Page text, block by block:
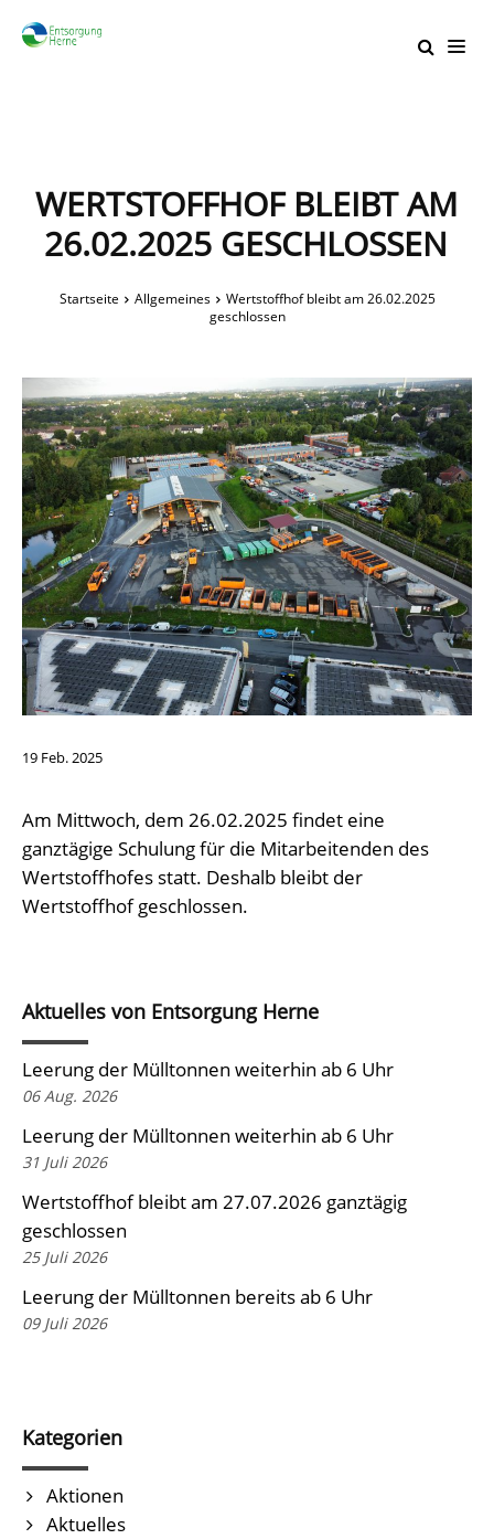
WERTSTOFFHOF BLEIBT AM
26.02.2025 GESCHLOSSEN
Startseite Allgemeines
Wertstoffhof bleibt am 26.02.2025
geschlossen
19 Feb.2025
Am Mittwoch, dem 26.02.2025 findet eine
ganztägige Schulung für die Mitarbeitenden des
Wertstoffhofes statt. Deshalb bleibt der
Wertstoffhof geschlossen.
Aktuelles von Entsorgung Herne
Leerung der Mülltonnen weiterhin ab 6 Uhr
06 Aug. 2026
Leerung der Mülltonnen weiterhin ab 6 Uhr
31 Juli 2026
Wertstoffhof bleibt am 27.07.2026 ganztägig
geschlossen
25 Juli 2026
Leerung der Mülltonnen bereits ab 6 Uhr
09 Juli 2026
Kategorien
Aktionen
Aktuelles